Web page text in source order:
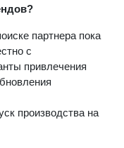
партнера пока
с
привлечения
производства на